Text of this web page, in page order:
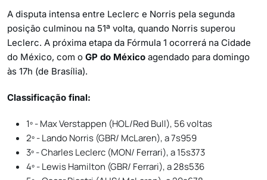
A disputa intensa entre Leclerc e Norris pela segunda
posição culminou na 51ª volta, quando Norris superou
Leclerc. A próxima etapa da Fórmula 1 ocorrerá na Cidade
do México, com o GP do México agendado para domingo
às 17h (de Brasília).
Classificação final:
1º - Max Verstappen (HOL/Red Bull), 56 voltas
2º - Lando Norris (GBR/ McLaren), a 7s959
3º - Charles Leclerc (MON/ Ferrari), a 15s373
4º - Lewis Hamilton (GBR/ Ferrari), a 28s536